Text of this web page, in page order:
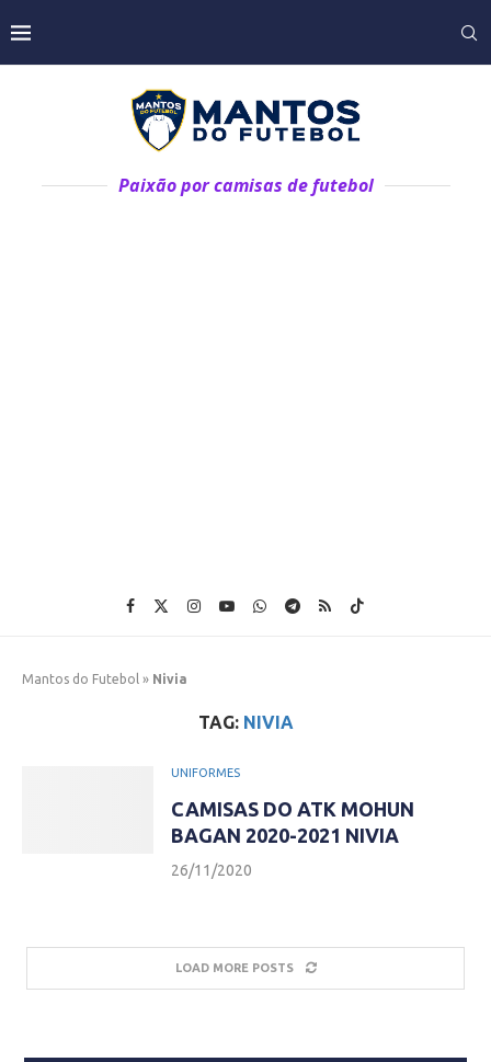
Paixão por camisas de futebol
Mantos do Futebol » Nivia
TAG: NIVIA
UNIFORMES
CAMISAS DO ATK MOHUN
BAGAN 2020-2021 NIVIA
26/11/2020
LOAD MORE POSTS